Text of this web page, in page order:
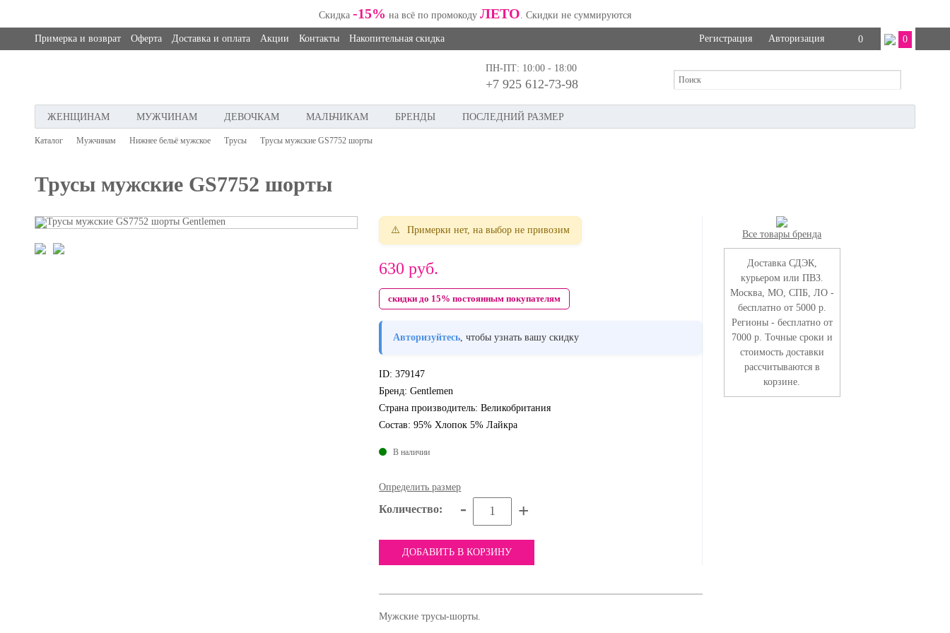
Скидка -15% на всё по промокоду ЛЕТО. Скидки не суммируются
Примерка и возврат Оферта Доставка и оплата Акции Контакты Накопительная скидка Регистрация Авторизация 0 0
ПН-ПТ: 10:00 - 18:00
+7 925 612-73-98
ЖЕНЩИНАМ МУЖЧИНАМ ДЕВОЧКАМ МАЛЬЧИКАМ БРЕНДЫ ПОСЛЕДНИЙ РАЗМЕР
Каталог Мужчинам Нижнее бельё мужское Трусы Трусы мужские GS7752 шорты
Трусы мужские GS7752 шорты
Примерки нет, на выбор не привозим
630 руб.
скидки до 15% постоянным покупателям
Авторизуйтесь, чтобы узнать вашу скидку
ID: 379147
Бренд: Gentlemen
Страна производитель: Великобритания
Состав: 95% Хлопок 5% Лайкра
В наличии
Определить размер
Количество: - +
ДОБАВИТЬ В КОРЗИНУ
Мужские трусы-шорты.
Все товары бренда
Доставка СДЭК,
курьером или ПВЗ.
Москва, МО, СПБ, ЛО -
бесплатно от 5000 р.
Регионы - бесплатно от
7000 р. Точные сроки и
стоимость доставки
рассчитываются в
корзине.